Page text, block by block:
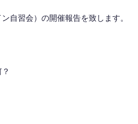
自習会）の開催報告を致します。